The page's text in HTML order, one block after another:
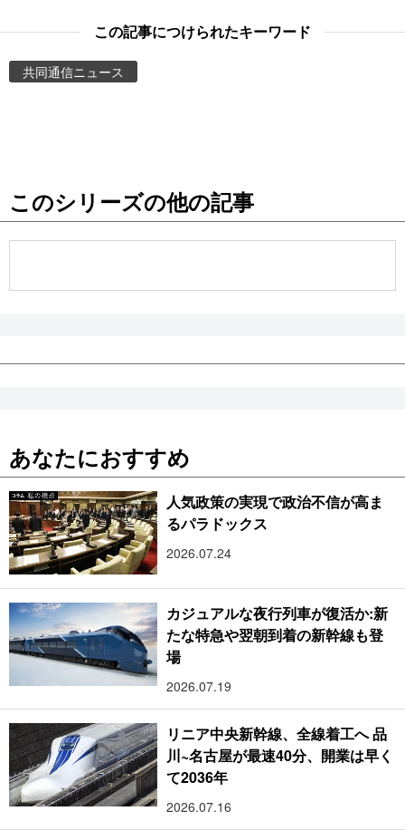
People
公式SNS
この記事につけられたキーワード
共同通信ニュース
このシリーズの他の記事
あなたにおすすめ
人気政策の実現で政治不信が高ま
るパラドックス
2026.07.24
カジュアルな夜行列車が復活か:新
たな特急や翌朝到着の新幹線も登
場
2026.07.19
リニア中央新幹線、全線着工へ 品
川~名古屋が最速40分、開業は早く
て2036年
2026.07.16